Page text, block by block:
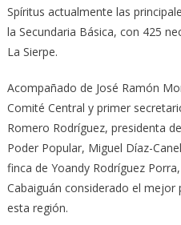
Spíritus actualmente las
la Secundaria Básica, con 425
La Sierpe.
Acompañado de José Ramón
Comité Central y primer
Romero Rodríguez, presidenta
Poder Popular, Miguel Díaz-
finca de Yoandy Rodríguez
Cabaiguán considerado el
esta región.